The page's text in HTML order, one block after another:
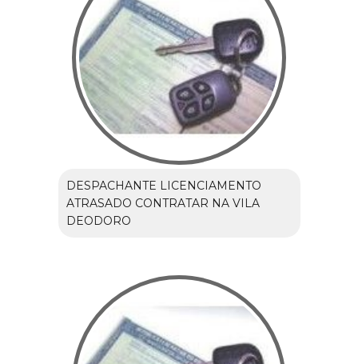
DESPACHANTE LICENCIAMENTO
ATRASADO CONTRATAR NA VILA
DEODORO